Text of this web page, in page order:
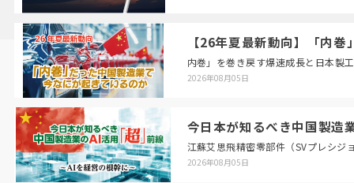
【26年夏最新動向】「内
内巻」を巻き戻す爆速成長と日本製
2026年08月05日
今日本が知るべき中国製造
江蘇艾思飛精密零部件（SVプレシジ
2026年08月05日